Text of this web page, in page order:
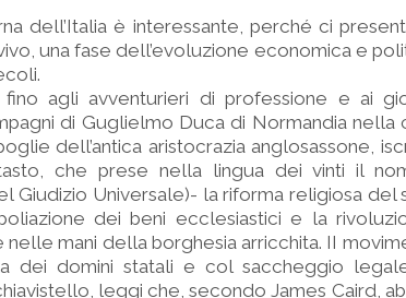
dell’Italia è interessante, perché ci
una fase dell’evoluzione economica e
agli avventurieri di professione e ai
di Guglielmo Duca di Normandia nella
dell’antica aristocrazia anglosassone,
che prese nella lingua dei vinti il
Giudizio Universale)- la riforma religiosa del
dei beni ecclesiastici e la
mani della borghesia arricchita. II
dei domini statali e col saccheggio
leggi che, secondo James Caird,